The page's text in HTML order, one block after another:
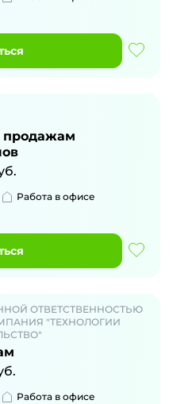
Работа в офисе
ОТВЕТСТВЕННОСТЬЮ
"ТЕХНОЛОГИИ
Работа в офисе